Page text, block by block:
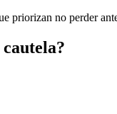
priorizan no perder